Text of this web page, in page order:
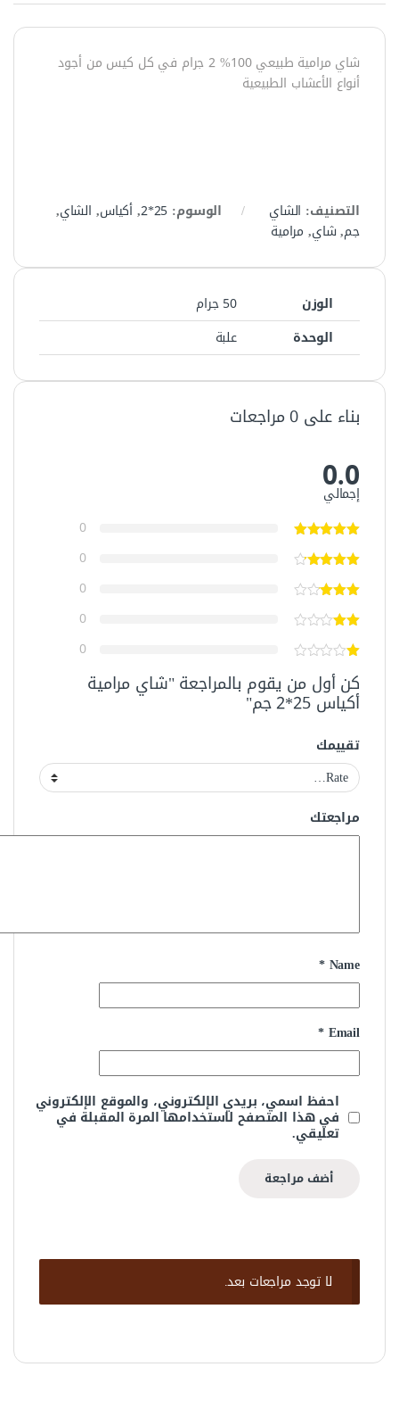
شاي مرامية طبيعي 100% 2 جرام في كل كيس من أجود
أنواع الأعشاب الطبيعية
التصنيف: الشاي الوسوم: 25*2
,أكياس, الشاي,
جم,شاي, مرامية
الوزن
50 جرام
الوحدة
علبة
بناء على 0 مراجعات
0.0
إجمالي
0
0
0
0
0
كن أول من يقوم بالمراجعة "شاي مرامية
أكياس 25*2 جم"
تقييمك
مراجعتك
Name
*
Email
*
احفظ اسمي، بريدي الإلكتروني، والموقع الإلكتروني
في هذا المتصفح لاستخدامها المرة المقبلة في
تعليقي.
لا توجد مراجعات بعد.